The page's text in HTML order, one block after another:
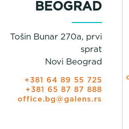
BEOGRAD
Tošin Bunar 270a, prvi
sprat
Novi Beograd
+381 64 89 55 725
+381 65 87 87 888
office.bg@galens.rs